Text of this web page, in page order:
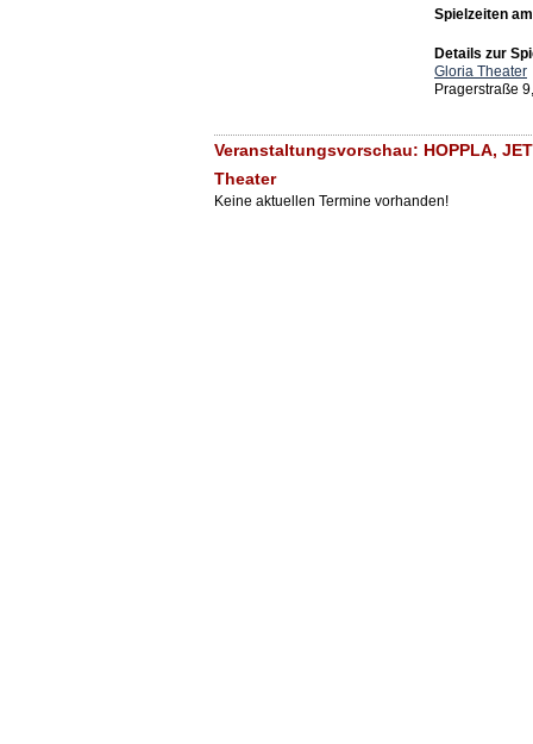
Spielzeiten
Details zur
Gloria Theater
Pragerstraße
Veranstaltungsvorschau: HOPPLA,
Theater
Keine aktuellen Termine vorhanden!